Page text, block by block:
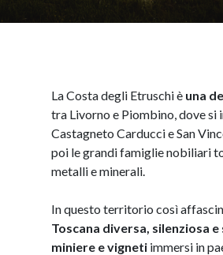
La Costa degli Etruschi è una
tra Livorno e Piombino, dove
Castagneto Carducci e San
poi le grandi famiglie nobiliari
metalli e minerali.
In questo territorio così
Toscana diversa, silenziosa
miniere e vigneti immersi in